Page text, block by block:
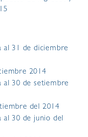
al 31 de diciembre
2014
al 30 de setiembre
del 2014
al 30 de junio del